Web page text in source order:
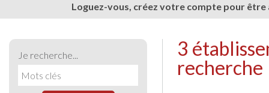
Loguez-vous, créez votre compte pour
Je recherche...
3
recherche